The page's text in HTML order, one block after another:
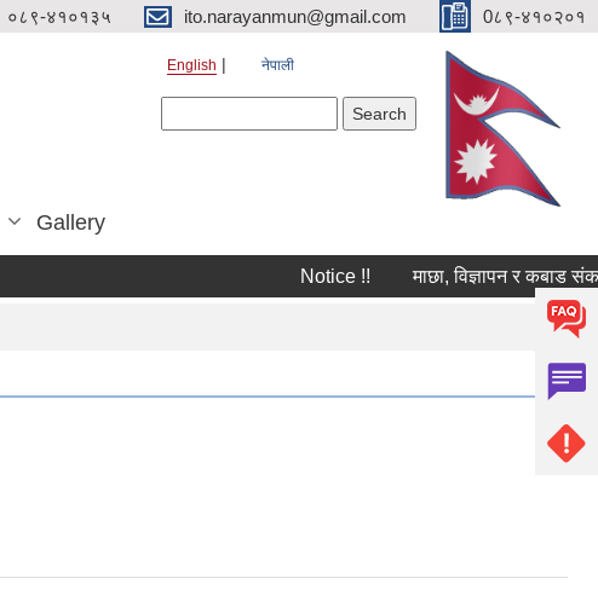
०८९-४१०१३५ ito.narayanmun@gmail.com 0८९-४१०२०१
English नेपाली
Gallery
Notice !! माछा, विज्ञापन र कबाड संकलन